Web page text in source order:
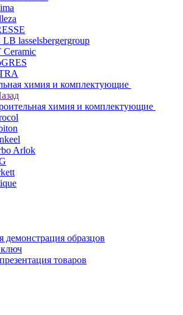
lasselsbergergroup
Ceramic
химия и комплектующие
химия и комплектующие
Arlok
демонстрация образцов
товаров